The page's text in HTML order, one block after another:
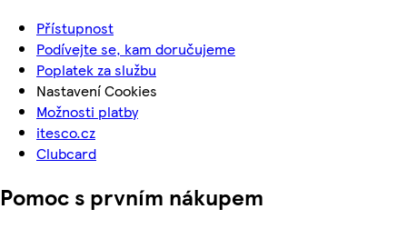
Přístupnost
Podívejte se, kam doručujeme
Poplatek za službu
Nastavení Cookies
Možnosti platby
itesco.cz
Clubcard
Pomoc s prvním nákupem